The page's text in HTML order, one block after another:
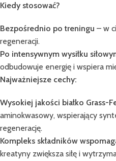
Kiedy stosować?
Bezpośrednio po treningu – w
regeneracji.
Po intensywnym wysiłku
odbudowuje energię i wspiera
Najważniejsze cechy:
Wysokiej jakości białko Grass-
aminokwasowy, wspierający
regenerację.
Kompleks składników
kreatyny zwiększa siłę i